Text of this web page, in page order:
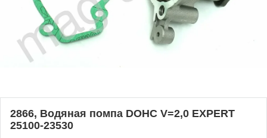
2866, Водяная помпа DOHC V=2,0 EXPERT
25100-23530